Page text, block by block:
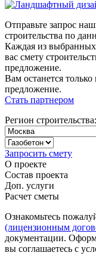
Отправьте запрос
строительства по
Каждая из выбранных
вас смету
предложение.
Вам останется
предложение.
Стать партнером
Регион строительства:
Запросить смету
О проекте
Состав проекта
Доп. услуги
Расчет сметы
Ознакомьтесь
(лицензионным
документации.
вы соглашаетесь с